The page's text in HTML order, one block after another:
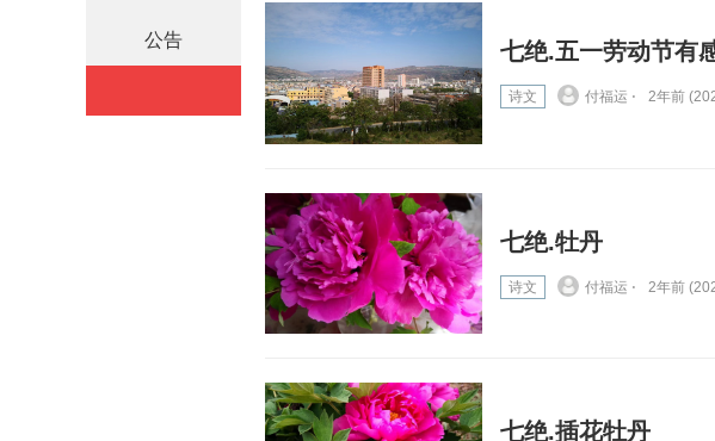
七绝.五一劳动节有
诗文 付福运 ⋅ 2年前
七绝.牡丹
诗文 付福运 ⋅ 2年前
七绝.插花牡丹
公告